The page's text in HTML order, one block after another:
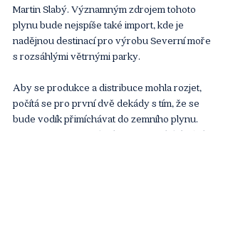
Martin Slabý. Významným zdrojem tohoto
plynu bude nejspíše také import, kde je
nadějnou destinací pro výrobu Severní moře
s rozsáhlými větrnými parky.
Aby se produkce a distribuce mohla rozjet,
počítá se pro první dvě dekády s tím, že se
bude vodík přimíchávat do zemního plynu.
„Připravujeme se tak, abychom to dokázali do